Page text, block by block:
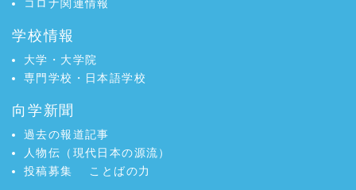
コロナ関連情報
学校情報
大学・大学院
専門学校・日本語学校
向学新聞
過去の報道記事
人物伝（現代日本の源流）
投稿募集
ことばの力